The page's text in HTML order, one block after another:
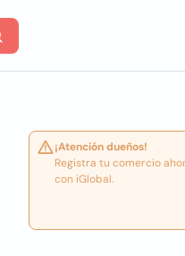
¡Atención dueños!
Registra tu comercio
con iGlobal.